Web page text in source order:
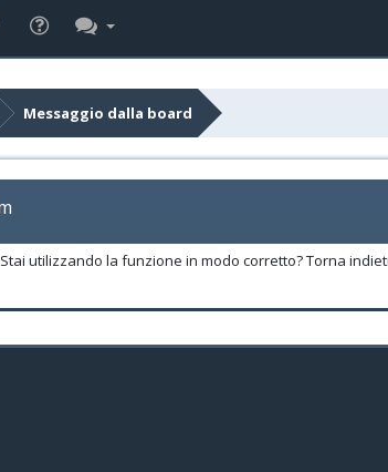
Messaggio dalla board
utilizzando la funzione in modo corretto? Torna